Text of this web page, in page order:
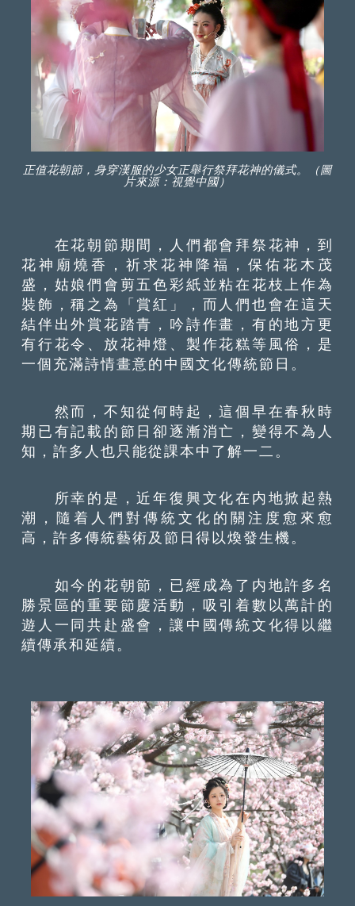
正值花朝節，身穿漢服的少女正舉行祭拜花神的儀式。（圖
片來源：視覺中國）
在花朝節期間，人們都會拜祭花神，到
花神廟燒香，祈求花神降福，保佑花木茂
盛，姑娘們會剪五色彩紙並粘在花枝上作為
裝飾，稱之為「賞紅」，而人們也會在這天
結伴出外賞花踏青，吟詩作畫，有的地方更
有行花令、放花神燈、製作花糕等風俗，是
一個充滿詩情畫意的中國文化傳統節日。
然而，不知從何時起，這個早在春秋時
期已有記載的節日卻逐漸消亡，變得不為人
知，許多人也只能從課本中了解一二。
所幸的是，近年復興文化在内地掀起熱
潮，隨着人們對傳統文化的關注度愈來愈
高，許多傳統藝術及節日得以煥發生機。
如今的花朝節，已經成為了内地許多名
勝景區的重要節慶活動，吸引着數以萬計的
遊人一同共赴盛會，讓中國傳統文化得以繼
續傳承和延續。